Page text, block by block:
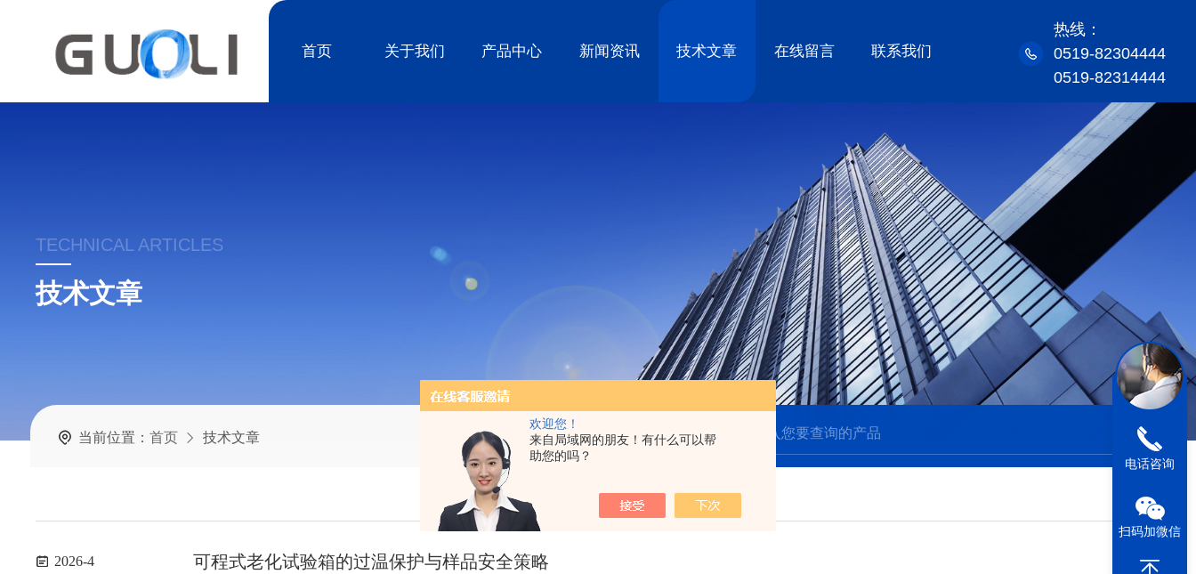
欢迎您！
来自局域网的朋友！有什么可以帮
助您的吗？
首页 关于我们 产品中心 新闻资讯 技术文章 在线留言 联系我们
热线：
0519-82304444
0519-82314444
TECHNICAL ARTICLES
技术文章
当前位置： 首页 技术文章
2026-4 可程式老化试验箱的过温保护与样品安全策略
电话咨询
扫码加微信